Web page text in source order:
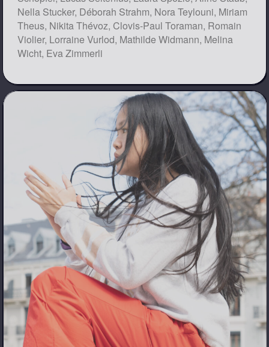
Nella Stucker, Déborah Strahm, Nora Teylouni, Miriam
Theus, Nikita Thévoz, Clovis-Paul Toraman, Romain
Violier, Lorraine Vurlod, Mathilde Widmann, Melina
Wicht, Eva Zimmerli